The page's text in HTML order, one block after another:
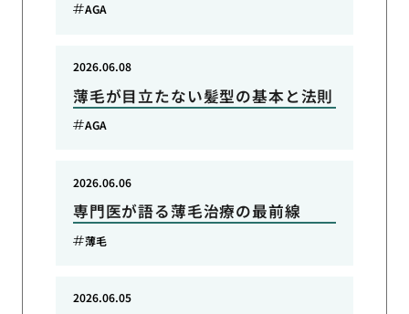
AGA
薄毛が目立たない髪型の基本と法則
2026.06.08
AGA
専門医が語る薄毛治療の最前線
2026.06.06
薄毛
2026.06.05